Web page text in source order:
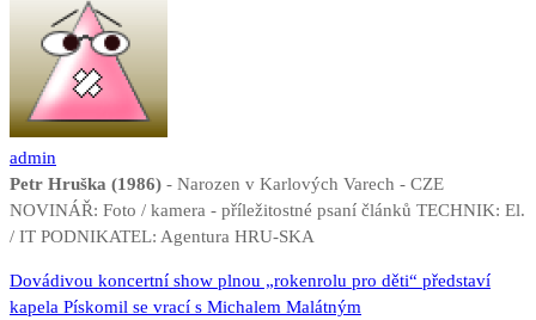
admin
Petr Hruška (1986) - Narozen v Karlových Varech - CZE
NOVINÁŘ: Foto / kamera - příležitostné psaní článků TECHNIK: El.
/ IT PODNIKATEL: Agentura HRU-SKA
Navigace
Dovádivou koncertní show plnou „rokenrolu pro děti“ představí
kapela Pískomil se vrací s Michalem Malátným